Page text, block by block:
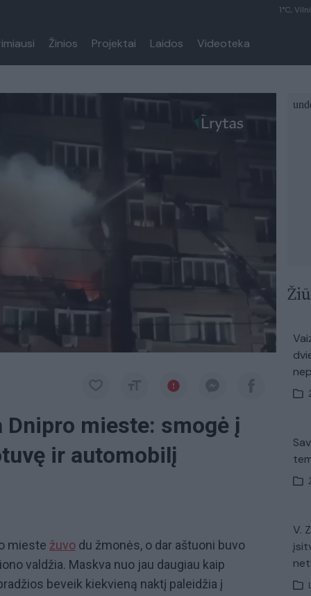
1°C,
Žinios Projektai Laidos Videoteka
Dnipro mieste: smogė į
ir automobilį
mieste žuvo du žmonės, o dar aštuoni buvo
valdžia. Maskva nuo jau daugiau kaip
beveik kiekvieną naktį paleidžia į
V.